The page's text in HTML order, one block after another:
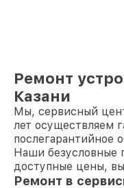
Ремонт
Казани
Мы, сервисный
лет осуществляем
послегарантийное
Наши безусловные
доступные цены,
Ремонт в